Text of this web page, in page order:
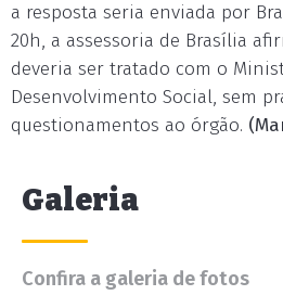
a resposta seria enviada por
20h, a assessoria de Brasília
deveria ser tratado com o
Desenvolvimento Social, sem
questionamentos ao órgão.
Galeria
Confira a galeria de fotos